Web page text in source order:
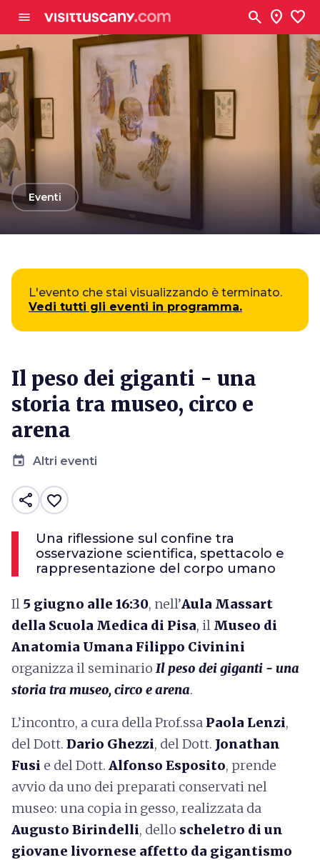
menu search location_on favorite
arrow_backEventi
L'evento che stai visualizzando è terminato.
Vedi tutti gli eventi in programma.
Il peso dei giganti - una
storia tra museo, circo e
arena
event Altri eventi
share favorite_border
Una riflessione sul confine tra
osservazione scientifica, spettacolo e
rappresentazione del corpo umano
Il 5 giugno alle 16:30, nell’Aula Massart
della Scuola Medica di Pisa, il Museo di
Anatomia Umana Filippo Civinini
organizza il seminarioIl peso dei giganti - una
storia tra museo, circo e arena.
L’incontro, a cura della Prof.ssa Paola Lenzi,
del Dott. Dario Ghezzi, del Dott. Jonathan
Fusi e del Dott. Alfonso Esposito, prende
avvio da uno dei preparati conservati nel
museo: una copia in gesso, realizzata da
Augusto Birindelli, dello scheletro di un
giovane livornese affetto da gigantismo